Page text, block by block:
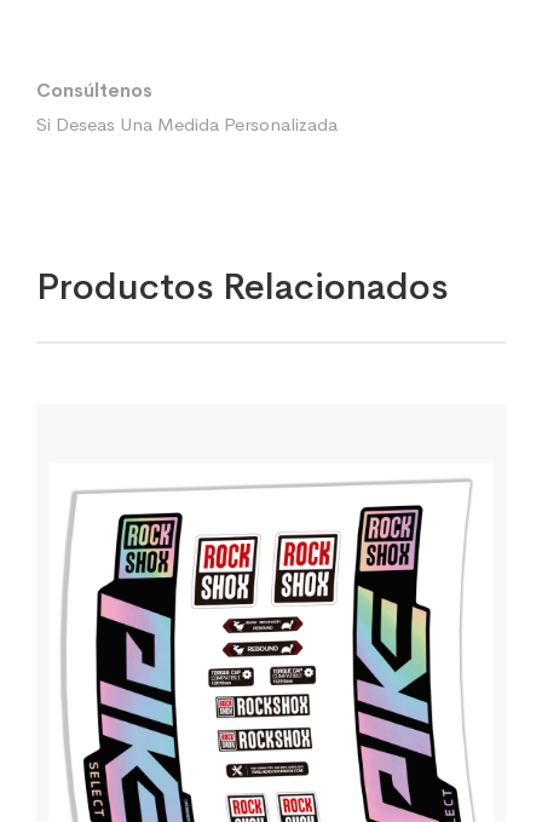
Consúltenos
Si Deseas Una Medida Personalizada
Productos Relacionados